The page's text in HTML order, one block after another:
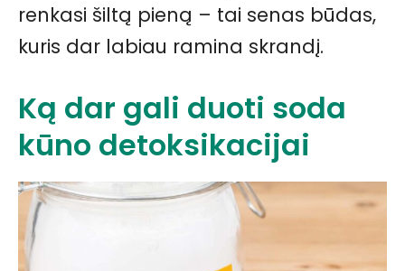
renkasi šiltą pieną – tai senas būdas,
kuris dar labiau ramina skrandį.
Ką dar gali duoti soda
kūno detoksikacijai